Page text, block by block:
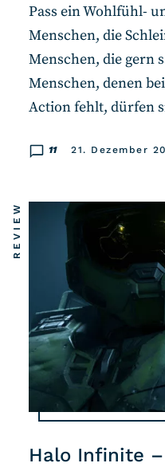
11 21. Dezember
Pass ein Wohlfühl-
Menschen, die
Menschen, die gern
Menschen, denen
Action fehlt, dürfen
Halo Infinite
REVIEW